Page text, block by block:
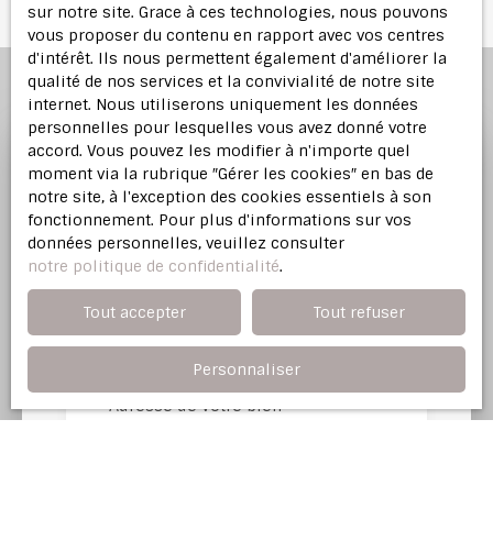
Profitez d'uneestimation
offerte
Notre agence immobilière vous offre une
Parisien.
Adresse de votre bien
sur notre site. Grace à ces technologies, nous pouvons
vous proposer du contenu en rapport avec vos centres
d'intérêt. Ils nous permettent également d'améliorer la
qualité de nos services et la convivialité de notre site
internet. Nous utiliserons uniquement les données
personnelles pour lesquelles vous avez donné votre
accord. Vous pouvez les modifier à n'importe quel
moment via la rubrique ″Gérer les cookies″ en bas de
notre site, à l'exception des cookies essentiels à son
fonctionnement. Pour plus d'informations sur vos
données personnelles, veuillez consulter
notre politique de confidentialité.
Tout accepter Tout refuser
Personnaliser